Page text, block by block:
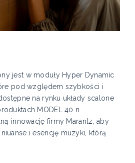
jest w moduły Hyper Dynamic
pod względem szybkości i
na rynku układy scalone
MODEL 40 n
innowację firmy Marantz, aby
i esencję muzyki, którą